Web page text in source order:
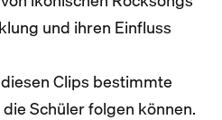
und ihren Einfluss
Clips bestimmte
Schüler folgen können.